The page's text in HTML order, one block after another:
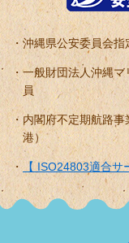
沖縄県公安委員会
一般財団法人沖縄
員
内閣府不定期航路
港）
【 ISO24803適合サ